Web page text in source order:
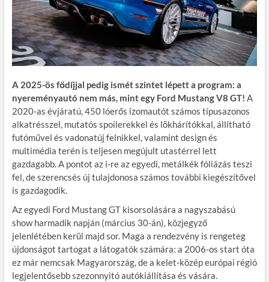
A 2025-ös fődíjjal pedig ismét szintet lépett a program: a
nyereményautó nem más, mint egy Ford Mustang V8 GT! A
2020-as évjáratú, 450 lóerős izomautót számos típusazonos
alkatrésszel, mutatós spoilerekkel és lökhárítókkal, állítható
futóművel és vadonatúj felnikkel, valamint design és
multimédia terén is teljesen megújult utastérrel lett
gazdagabb. A pontot az i-re az egyedi, metálkék fóliázás teszi
fel, de szerencsés új tulajdonosa számos további kiegészítővel
is gazdagodik.
Az egyedi Ford Mustang GT kisorsolására a nagyszabású
show harmadik napján (március 30-án), közjegyző
jelenlétében kerül majd sor. Maga a rendezvény is rengeteg
újdonságot tartogat a látogatók számára: a 2006-os start óta
ez már nemcsak Magyarország, de a kelet-közép európai régió
legjelentősebb szezonnyitó autókiállítása és vására.